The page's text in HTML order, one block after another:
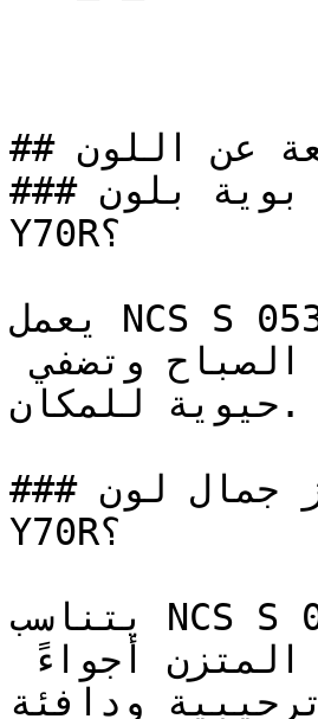
## أسئلة شائعة عن اللون
### ما هي تفاصيل ومواصفات بوية بلون NCS S 0530-
Y70R؟
يعمل NCS S 0530-Y70R بشكل رائع في الغرف المواجهة
للشرق حيث تعكس نغمته الدافئة أشعة الصباح وتضفي
حيوية للمكان.
### في أي زوايا المنزل يبرز جمال لون NCS S 0530-
Y70R؟
يتناسب NCS S 0530-Y70R مع غرف المعيشة وصالات
ترحيبية ودافئة.